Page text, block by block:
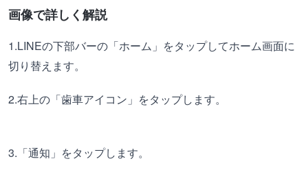
画像で詳しく解説
1.LINEの下部バーの「ホーム」をタップしてホーム画面に
切り替えます。
2.右上の「歯車アイコン」をタップします。
3.「通知」をタップします。